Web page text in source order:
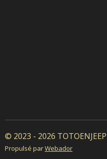
© 2023 - 2026
Propulsé parWebador